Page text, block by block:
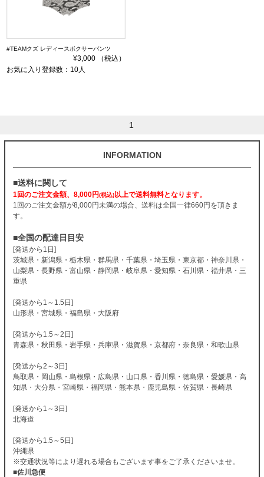
#TEAMクズ レディースボクサーパンツ
¥3,000 （税込）
お気に入り登録数：10人
1
INFORMATION
■送料に関して
1回のご注文金額、8,000円(税込)以上で送料無料となります。
1回のご注文金額が8,000円未満の場合、送料は全国一律660円を頂きま
す。
■全国の配達日目安
[発送から1日]
茨城県・新潟県・栃木県・群馬県・千葉県・埼玉県・東京都・神奈川県・
山梨県・長野県・富山県・静岡県・岐阜県・愛知県・石川県・福井県・三
重県
[発送から1～1.5日]
山形県・宮城県・福島県・大阪府
[発送から1.5～2日]
青森県・秋田県・岩手県・兵庫県・滋賀県・京都府・奈良県・和歌山県
[発送から2～3日]
鳥取県・岡山県・島根県・広島県・山口県・香川県・徳島県・愛媛県・高
知県・大分県・宮崎県・福岡県・熊本県・鹿児島県・佐賀県・長崎県
[発送から1～3日]
北海道
[発送から1.5～5日]
沖縄県
※交通状況等により遅れる場合もございます事をご了承くださいませ。
■佐川急便